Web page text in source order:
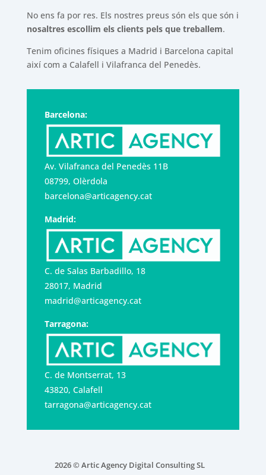
No ens fa por res. Els nostres preus són els que són i
nosaltres escollim els clients pels que treballem.
Tenim oficines físiques a Madrid i Barcelona capital
així com a Calafell i Vilafranca del Penedès.
Barcelona:
Av. Vilafranca del Penedès 11B
08799, Olèrdola
barcelona@articagency.cat
Madrid:
C. de Salas Barbadillo, 18
28017, Madrid
madrid@articagency.cat
Tarragona:
C. de Montserrat, 13
43820, Calafell
tarragona@articagency.cat
2026 © Artic Agency Digital Consulting SL